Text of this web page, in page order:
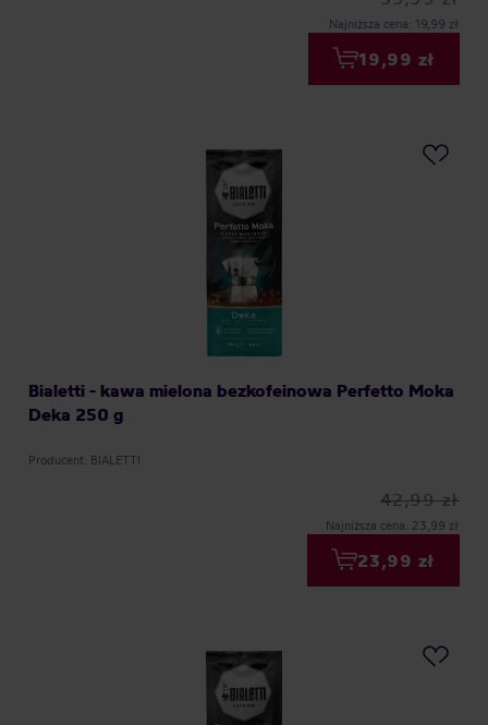
Najniższa cena: 19,99 zł
19,99 zł
Bialetti - kawa mielona bezkofeinowa Perfetto Moka
Deka 250 g
Producent: BIALETTI
42,99 zł
Najniższa cena: 23,99 zł
23,99 zł